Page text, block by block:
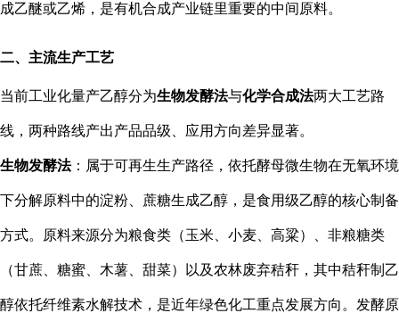
成乙醚或乙烯，是有机合成产业链里重要的中间原料。
二、主流生产工艺
当前工业化量产乙醇分为生物发酵法与化学合成法两大工艺路
线，两种路线产出产品品级、应用方向差异显著。
生物发酵法：属于可再生生产路径，依托酵母微生物在无氧环境
下分解原料中的淀粉、蔗糖生成乙醇，是食用级乙醇的核心制备
方式。原料来源分为粮食类（玉米、小麦、高粱）、非粮糖类
（甘蔗、糖蜜、木薯、甜菜）以及农林废弃秸秆，其中秸秆制乙
醇依托纤维素水解技术，是近年绿色化工重点发展方向。发酵原